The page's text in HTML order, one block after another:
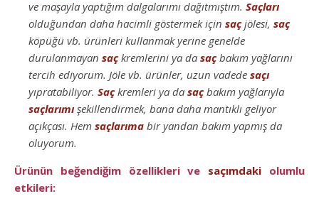
ve maşayla yaptığım dalgalarımı dağıtmıştım. Saçları
olduğundan daha hacimli göstermek için saçjölesi, saç
köpüğü vb. ürünleri kullanmak yerine genelde
durulanmayan saçkremlerini ya da saçbakım yağlarını
tercih ediyorum. Jöle vb. ürünler, uzun vadede saçı
yıpratabiliyor. Saçkremleri ya da saçbakım yağlarıyla
saçlarımışekillendirmek, bana daha mantıklı geliyor
açıkçası. Hem saçlarıma bir yandan bakım yapmış da
oluyorum.
Ürünün beğendiğim özellikleri ve saçımdaki olumlu
etkileri: